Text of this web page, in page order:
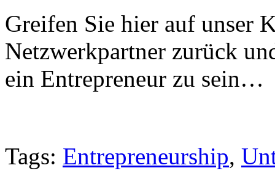
Greifen Sie hier auf unser
Netzwerkpartner zurück
ein Entrepreneur zu sein…
Tags: Entrepreneurship,